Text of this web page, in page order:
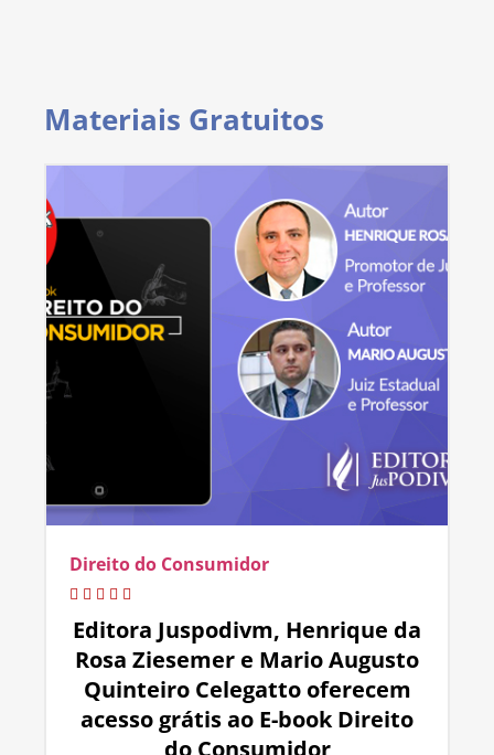
Materiais Gratuitos
Direito do Consumidor
Editora Juspodivm, Henrique da
Rosa Ziesemer e Mario Augusto
Quinteiro Celegatto oferecem
acesso grátis ao E-book Direito
do Consumidor